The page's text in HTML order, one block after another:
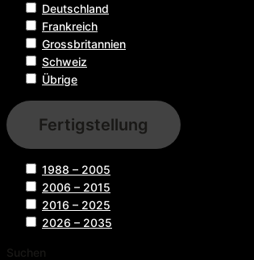
Deutschland
Frankreich
Grossbritannien
Schweiz
Übrige
Fertigstellung
1988 – 2005
2006 – 2015
2016 – 2025
2026 – 2035
Suchen